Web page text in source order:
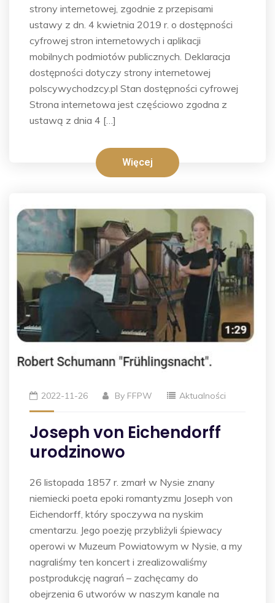
strony internetowej, zgodnie z przepisami
ustawy z dn. 4 kwietnia 2019 r. o dostępności
cyfrowej stron internetowych i aplikacji
mobilnych podmiotów publicznych. Deklaracja
dostępności dotyczy strony internetowej
polscywychodzcy.pl Stan dostępności cyfrowej
Strona internetowa jest częściowo zgodna z
ustawą z dnia 4 […]
Więcej
2022-11-26 By FFPW Aktualności
Joseph von Eichendorff
urodzinowo
26 listopada 1857 r. zmarł w Nysie znany
niemiecki poeta epoki romantyzmu Joseph von
Eichendorff, który spoczywa na nyskim
cmentarzu. Jego poezję przybliżyli śpiewacy
operowi w Muzeum Powiatowym w Nysie, a my
nagraliśmy ten koncert i zrealizowaliśmy
postprodukcję nagrań – zachęcamy do
obejrzenia 6 utworów w naszym kanale na